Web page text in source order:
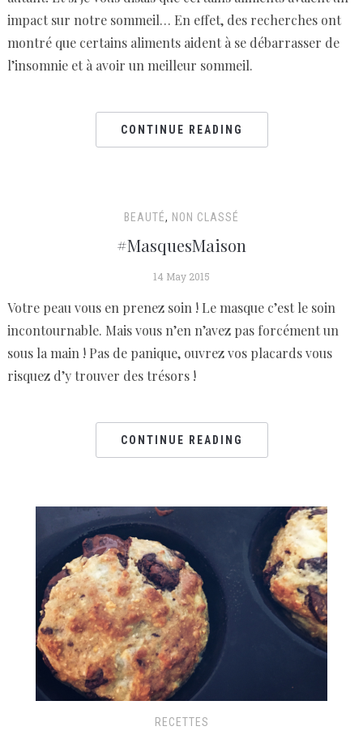
impact sur notre sommeil… En effet, des recherches ont
montré que certains aliments aident à se débarrasser de
l’insomnie et à avoir un meilleur sommeil.
CONTINUE READING
BEAUTÉ, NON CLASSÉ
#MasquesMaison
14 May 2015
Votre peau vous en prenez soin ! Le masque c’est le soin
incontournable. Mais vous n’en n’avez pas forcément un
sous la main ! Pas de panique, ouvrez vos placards vous
risquez d’y trouver des trésors !
CONTINUE READING
RECETTES